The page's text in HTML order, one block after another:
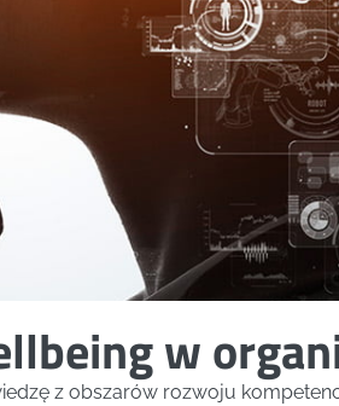
w
z obszarów rozwoju